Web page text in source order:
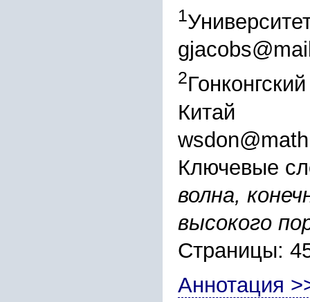
1
2
Китай
Ключевые
волна,
высокого
Страницы:
Аннотация